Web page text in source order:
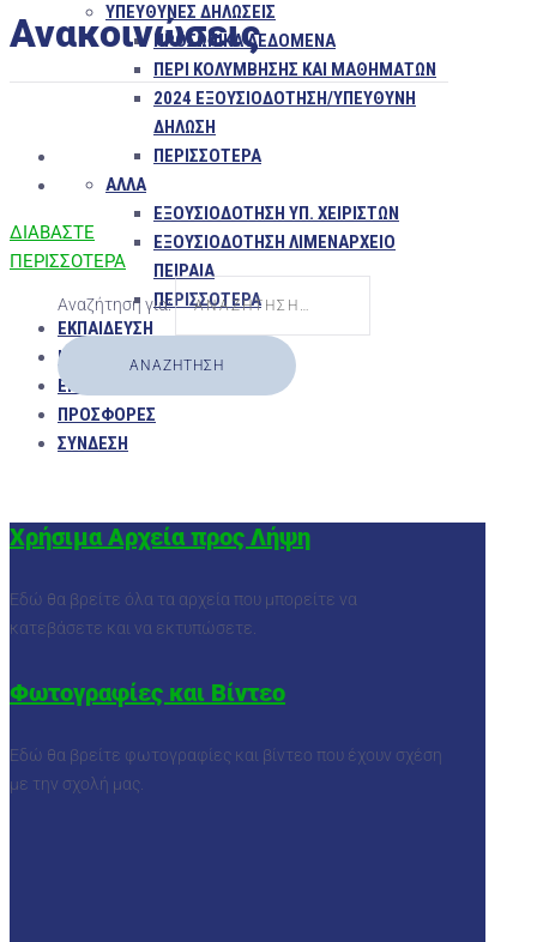
ΥΠΕΥΘΥΝΕΣ ΔΗΛΩΣΕΙΣ
ΠΡΟΣΩΠΙΚΑ ΔΕΔΟΜΕΝΑ
ΠΕΡΙ ΚΟΛΥΜΒΗΣΗΣ ΚΑΙ ΜΑΘΗΜΑΤΩΝ
2024 ΕΞΟΥΣΙΟΔΟΤΗΣΗ/ΥΠΕΥΘΥΝΗ
ΔΗΛΩΣΗ
ΠΕΡΙΣΣΌΤΕΡΑ
ΑΛΛΑ
ΕΞΟΥΣΙΟΔΟΤΗΣΗ ΥΠ. ΧΕΙΡΙΣΤΩΝ
ΕΞΟΥΣΙΟΔΟΤΗΣΗ ΛΙΜΕΝΑΡΧΕΙΟ
ΠΕΙΡΑΙΑ
ΠΕΡΙΣΣΌΤΕΡΑ
ΕΚΠΑΙΔΕΥΣΗ
Η ΣΧΟΛΗ
ΕΠΙΚΟΙΝΩΝΙΑ
ΠΡΟΣΦΟΡΕΣ
ΣΥΝΔΕΣΗ
Ανακοινώσεις
ΔΙΑΒΑΣΤΕ
ΠΕΡΙΣΣΟΤΕΡΑ
Αναζήτηση για:
Χρήσιμα Αρχεία προς Λήψη
Εδώ θα βρείτε όλα τα αρχεία που μπορείτε να
κατεβάσετε και να εκτυπώσετε.
Φωτογραφίες και Βίντεο
Εδώ θα βρείτε φωτογραφίες και βίντεο που έχουν σχέση
με την σχολή μας.